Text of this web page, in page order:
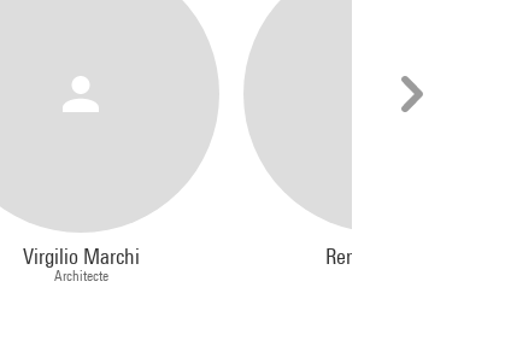
Virgilio Marchi
Architecte
Rem Koolhaas